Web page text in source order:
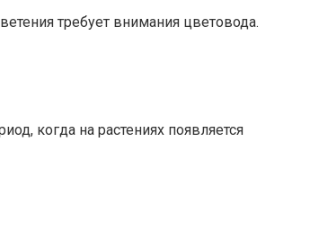
требует внимания цветовода.
когда на растениях появляется